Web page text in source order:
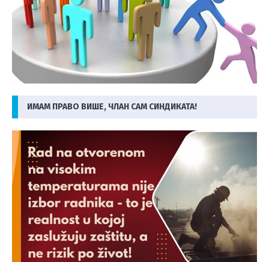
ИМАМ ПРАВО ВИШЕ, ЧЛАН САМ СИНДИКАТА!